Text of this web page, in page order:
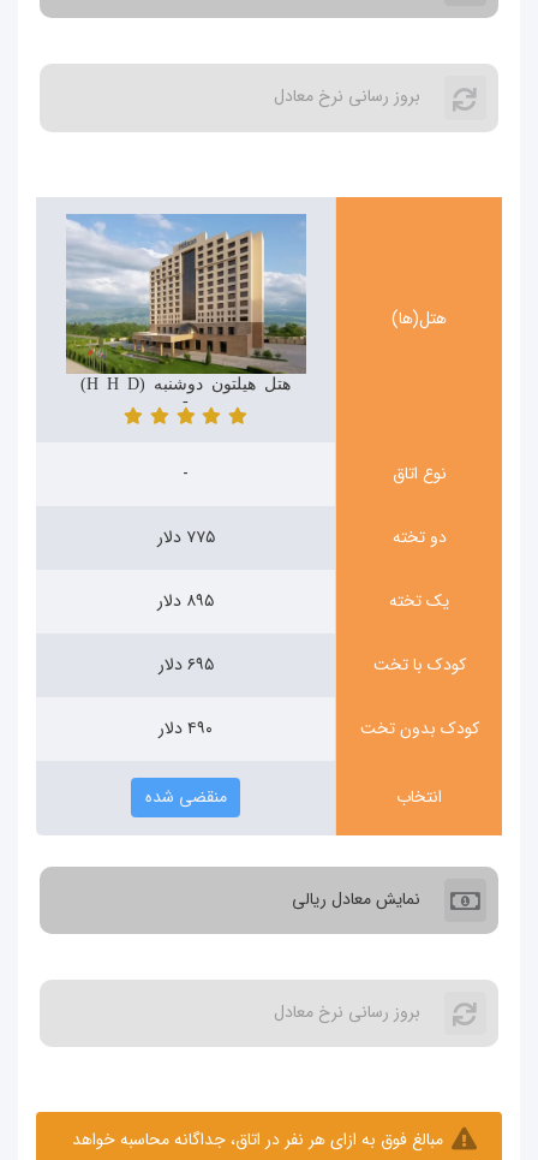
بروز رسانی نرخ معادل
هتل(ها)
هتل هیلتون دوشنبه (Hilton Hotel Dushanbe)
-
نوع اتاق -
دو تخته ۷۷۵ دلار
یک تخته ۸۹۵ دلار
کودک با تخت ۶۹۵ دلار
کودک بدون تخت ۴۹۰ دلار
انتخاب منقضی شده
نمایش معادل ریالی
بروز رسانی نرخ معادل
مبالغ فوق به ازای هر نفر در اتاق، جداگانه محاسبه خواهد